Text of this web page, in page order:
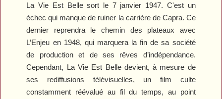
La Vie Est Bellesort le 7 janvier 1947. C'est un
échec qui manque de ruiner la carrière de Capra. Ce
dernier reprendra le chemin des plateaux avec
L’Enjeu en 1948, qui marquera la fin de sa société
de production et de ses rêves d’indépendance.
Cependant, La Vie Est Belledevient, à mesure de
ses rediffusions télévisuelles, un film culte
constamment réévalué au fil du temps, au point